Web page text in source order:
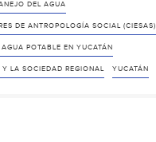
DEL AGUA
DE ANTROPOLOGÍA SOCIAL (CIESAS)
POTABLE EN YUCATÁN
LA SOCIEDAD REGIONAL YUCATÁN